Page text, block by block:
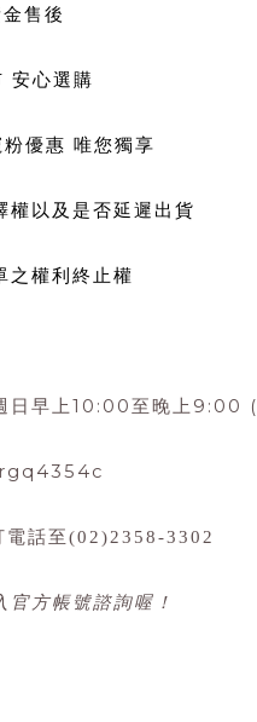
售後
安心選購
優惠 唯您獨享
以及是否延遲出貨
之權利終止權
日早上 10:00至晚上 9:00 (
電話至(02)2358-3302
官方帳號諮詢喔！